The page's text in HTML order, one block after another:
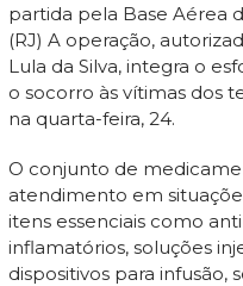
partida pela Base Aérea
(RJ) A operação,
Lula da Silva, integra o
o socorro às vítimas dos
na quarta-feira, 24.
O conjunto de
atendimento em
itens essenciais como
inflamatórios, soluções
dispositivos para infusão,